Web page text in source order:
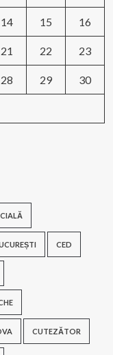
14 15 16
21 22 23
28 29 30
CED
CUTEZĂTOR